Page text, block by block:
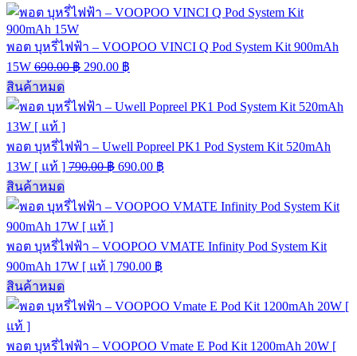
พอต บุหรี่ไฟฟ้า – VOOPOO VINCI Q Pod System Kit 900mAh
15W 690.00฿ 290.00 ฿
สินค้าหมด
พอต บุหรี่ไฟฟ้า – Uwell Popreel PK1 Pod System Kit 520mAh
13W [ แท้ ] 790.00฿ 690.00 ฿
สินค้าหมด
พอต บุหรี่ไฟฟ้า – VOOPOO VMATE Infinity Pod System Kit
900mAh 17W [ แท้ ] 790.00 ฿
สินค้าหมด
พอต บุหรี่ไฟฟ้า – VOOPOO Vmate E Pod Kit 1200mAh 20W [